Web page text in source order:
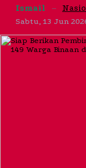
Ismail –
Sabtu, 13 Jun